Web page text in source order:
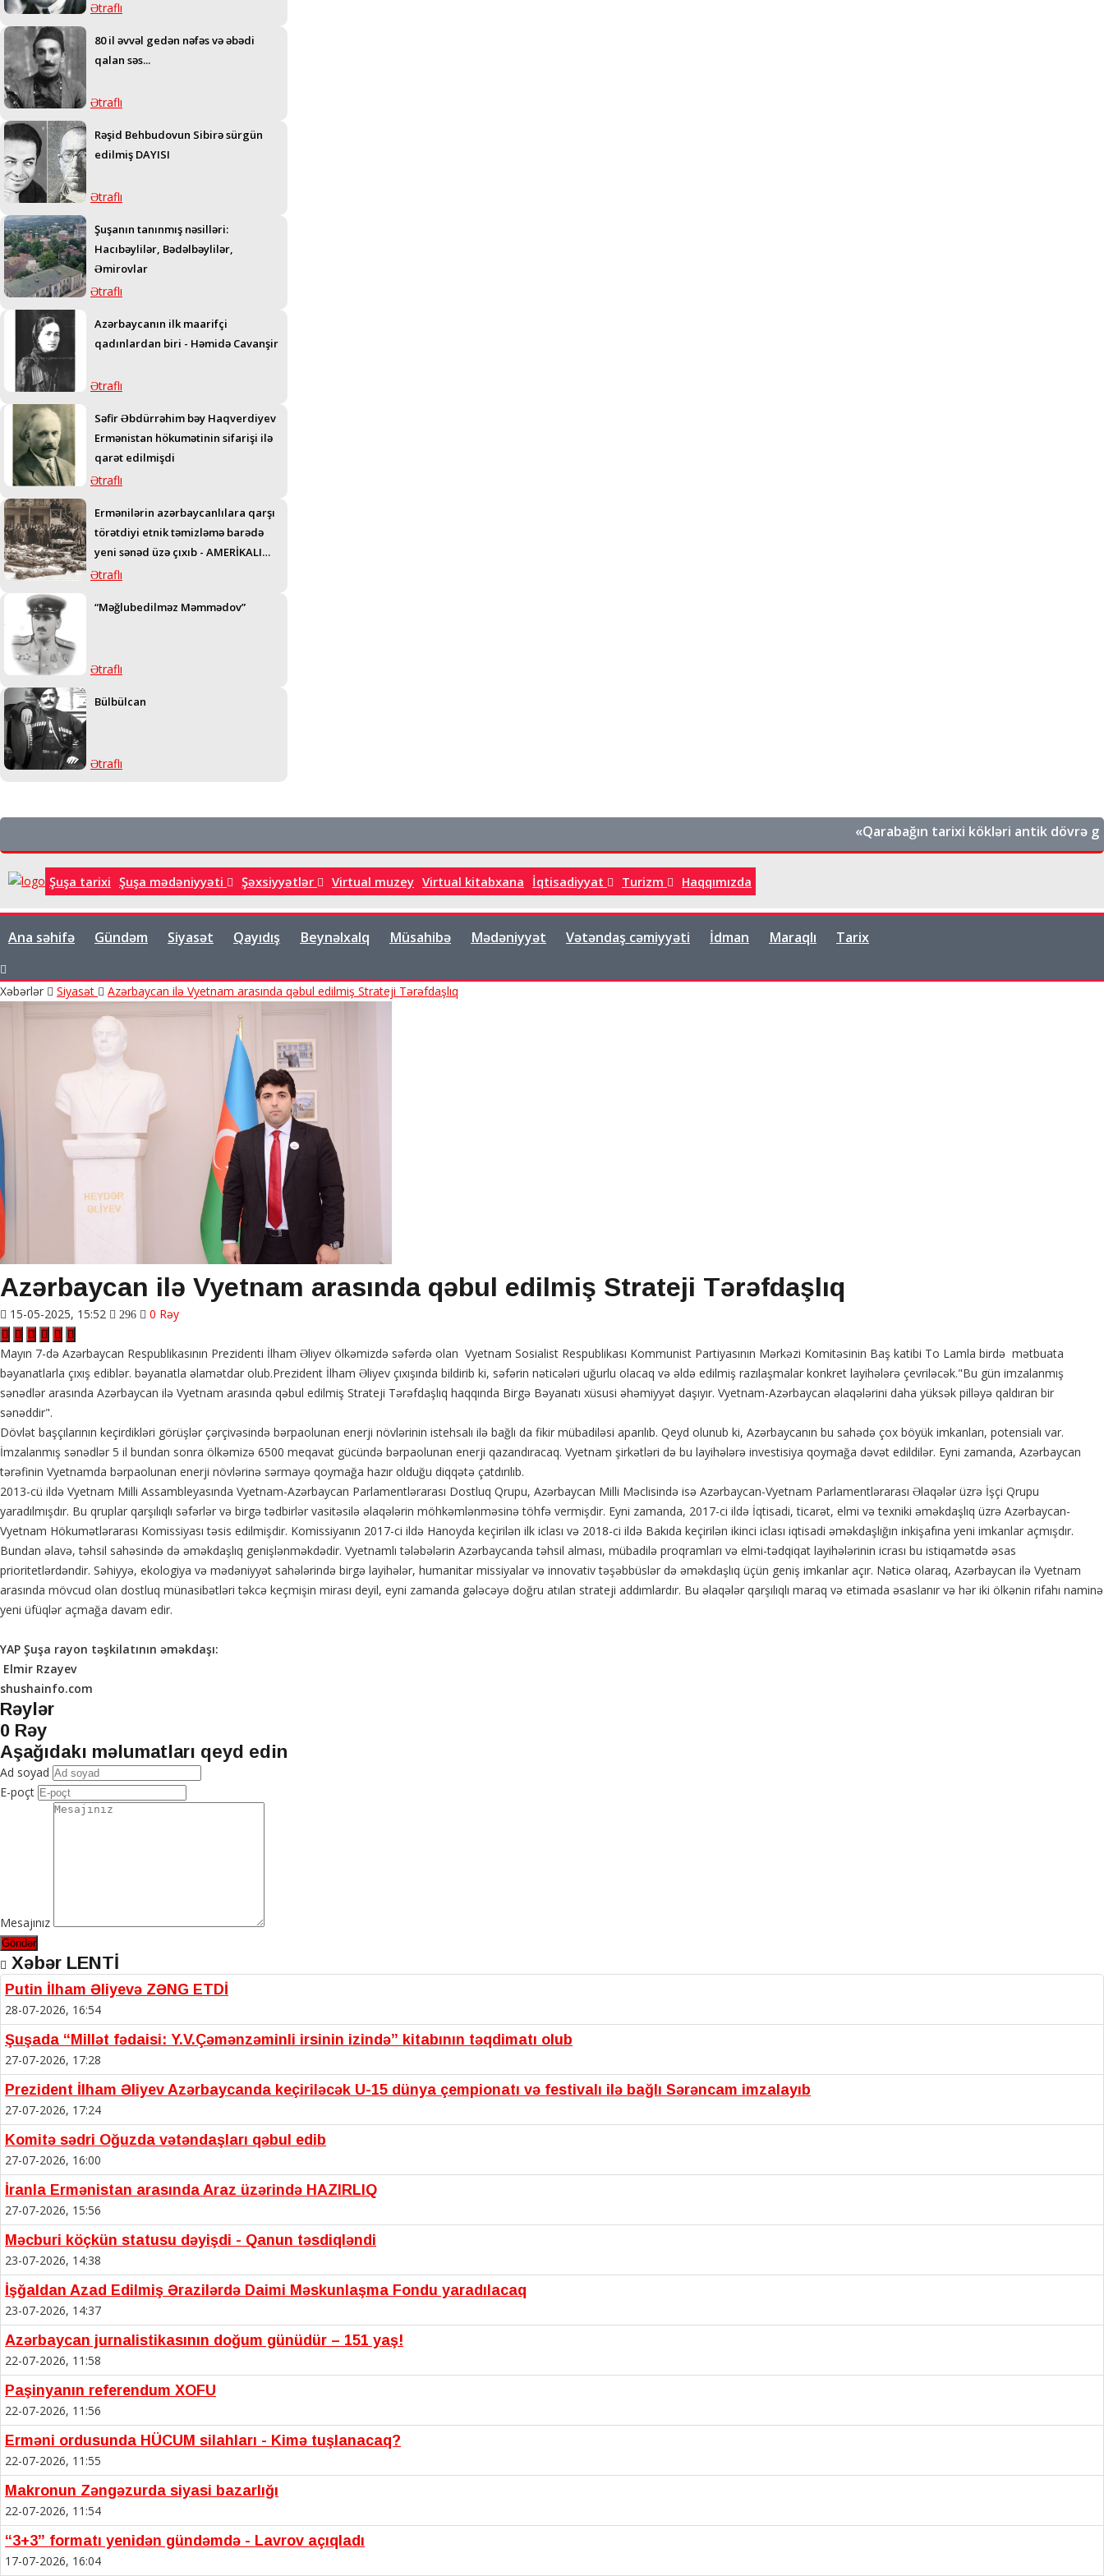
Ətraflı
80 il əvvəl gedən nəfəs və əbədi
qalan səs...
Ətraflı
Rəşid Behbudovun Sibirə sürgün
edilmiş DAYISI
Ətraflı
Şuşanın tanınmış nəsilləri:
Hacıbəylilər, Bədəlbəylilər,
Əmirovlar
Ətraflı
Azərbaycanın ilk maarifçi
qadınlardan biri - Həmidə Cavanşir
Ətraflı
Səfir Əbdürrəhim bəy Haqverdiyev
Ermənistan hökumətinin sifarişi ilə
qarət edilmişdi
Ətraflı
Ermənilərin azərbaycanlılara qarşı
törətdiyi etnik təmizləmə barədə
yeni sənəd üzə çıxıb - AMERİKALI
GENERALIN TELEQRAMI
Ətraflı
“Məğlubedilməz Məmmədov”
Ətraflı
Bülbülcan
Ətraflı
«Qarabağın tarixi kökləri antik dövrə gedib
Şuşa tarixi Şuşa mədəniyyəti Şəxsiyyətlər Virtual muzey Virtual kitabxana İqtisadiyyat Turizm Haqqımızda
Ana səhifə Gündəm Siyasət Qayıdış Beynəlxalq Müsahibə Mədəniyyət Vətəndaş cəmiyyəti İdman Maraqlı Tarix
Xəbərlər Siyasət Azərbaycan ilə Vyetnam arasında qəbul edilmiş Strateji Tərəfdaşlıq
Azərbaycan ilə Vyetnam arasında qəbul edilmiş Strateji Tərəfdaşlıq
15-05-2025, 15:52 296 0 Rəy
Mayın 7-də Azərbaycan Respublikasının Prezidenti İlham Əliyev ölkəmizdə səfərdə olan Vyetnam Sosialist Respublikası Kommunist Partiyasının Mərkəzi Komitəsinin Baş katibi To Lamla birdə mətbuata
bəyanatlarla çıxış ediblər. bəyanatla əlamətdar olub.Prezident İlham Əliyev çıxışında bildirib ki, səfərin nəticələri uğurlu olacaq və əldə edilmiş razılaşmalar konkret layihələrə çevriləcək."Bu gün imzalanmış
sənədlər arasında Azərbaycan ilə Vyetnam arasında qəbul edilmiş Strateji Tərəfdaşlıq haqqında Birgə Bəyanatı xüsusi əhəmiyyət daşıyır. Vyetnam-Azərbaycan əlaqələrini daha yüksək pilləyə qaldıran bir
sənəddir".
Dövlət başçılarının keçirdikləri görüşlər çərçivəsində bərpaolunan enerji növlərinin istehsalı ilə bağlı da fikir mübadiləsi aparılıb. Qeyd olunub ki, Azərbaycanın bu sahədə çox böyük imkanları, potensialı var.
İmzalanmış sənədlər 5 il bundan sonra ölkəmizə 6500 meqavat gücündə bərpaolunan enerji qazandıracaq. Vyetnam şirkətləri də bu layihələrə investisiya qoymağa dəvət edildilər. Eyni zamanda, Azərbaycan
tərəfinin Vyetnamda bərpaolunan enerji növlərinə sərmayə qoymağa hazır olduğu diqqətə çatdırılıb.
2013-cü ildə Vyetnam Milli Assambleyasında Vyetnam-Azərbaycan Parlamentlərarası Dostluq Qrupu, Azərbaycan Milli Məclisində isə Azərbaycan-Vyetnam Parlamentlərarası Əlaqələr üzrə İşçi Qrupu
yaradılmışdır. Bu qruplar qarşılıqlı səfərlər və birgə tədbirlər vasitəsilə əlaqələrin möhkəmlənməsinə töhfə vermişdir. Eyni zamanda, 2017-ci ildə İqtisadi, ticarət, elmi və texniki əməkdaşlıq üzrə Azərbaycan-
Vyetnam Hökumətlərarası Komissiyası təsis edilmişdir. Komissiyanın 2017-ci ildə Hanoyda keçirilən ilk iclası və 2018-ci ildə Bakıda keçirilən ikinci iclası iqtisadi əməkdaşlığın inkişafına yeni imkanlar açmışdır.
Bundan əlavə, təhsil sahəsində də əməkdaşlıq genişlənməkdədir. Vyetnamlı tələbələrin Azərbaycanda təhsil alması, mübadilə proqramları və elmi-tədqiqat layihələrinin icrası bu istiqamətdə əsas
prioritetlərdəndir. Səhiyyə, ekologiya və mədəniyyət sahələrində birgə layihələr, humanitar missiyalar və innovativ təşəbbüslər də əməkdaşlıq üçün geniş imkanlar açır. Nəticə olaraq, Azərbaycan ilə Vyetnam
arasında mövcud olan dostluq münasibətləri təkcə keçmişin mirası deyil, eyni zamanda gələcəyə doğru atılan strateji addımlardır. Bu əlaqələr qarşılıqlı maraq və etimada əsaslanır və hər iki ölkənin rifahı naminə
yeni üfüqlər açmağa davam edir.
YAP Şuşa rayon təşkilatının əməkdaşı:
Elmir Rzayev
shushainfo.com
Rəylər
0 Rəy
Aşağıdakı məlumatları qeyd edin
Ad soyad
E-poçt
Mesajınız
Göndər
Xəbər LENTİ
Putin İlham Əliyevə ZƏNG ETDİ
28-07-2026, 16:54
Şuşada “Millət fədaisi: Y.V.Çəmənzəminli irsinin izində” kitabının təqdimatı olub
27-07-2026, 17:28
Prezident İlham Əliyev Azərbaycanda keçiriləcək U-15 dünya çempionatı və festivalı ilə bağlı Sərəncam imzalayıb
27-07-2026, 17:24
Komitə sədri Oğuzda vətəndaşları qəbul edib
27-07-2026, 16:00
İranla Ermənistan arasında Araz üzərində HAZIRLIQ
27-07-2026, 15:56
Məcburi köçkün statusu dəyişdi - Qanun təsdiqləndi
23-07-2026, 14:38
İşğaldan Azad Edilmiş Ərazilərdə Daimi Məskunlaşma Fondu yaradılacaq
23-07-2026, 14:37
Azərbaycan jurnalistikasının doğum günüdür – 151 yaş!
22-07-2026, 11:58
Paşinyanın referendum XOFU
22-07-2026, 11:56
Erməni ordusunda HÜCUM silahları - Kimə tuşlanacaq?
22-07-2026, 11:55
Makronun Zəngəzurda siyasi bazarlığı
22-07-2026, 11:54
“3+3” formatı yenidən gündəmdə - Lavrov açıqladı
17-07-2026, 16:04